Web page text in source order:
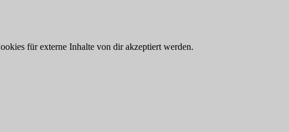
für externe Inhalte von dir akzeptiert werden.